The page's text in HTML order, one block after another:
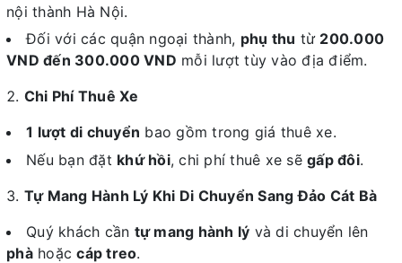
nội thành Hà Nội.
Đối với các quận ngoại thành, phụ thu từ 200.000
VND đến 300.000 VND mỗi lượt tùy vào địa điểm.
Chi Phí Thuê Xe
1 lượt di chuyển bao gồm trong giá thuê xe.
Nếu bạn đặt khứ hồi, chi phí thuê xe sẽ gấp đôi.
Tự Mang Hành Lý Khi Di Chuyển Sang Đảo Cát Bà
Quý khách cần tự mang hành lý và di chuyển lên
phàhoặccáp treo.